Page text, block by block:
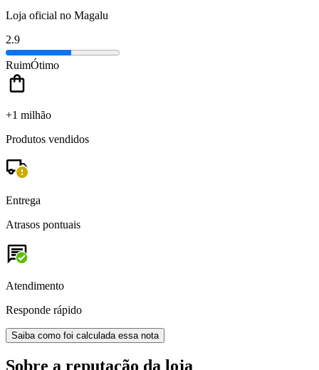
Loja oficial no Magalu
2.9
RuimÓtimo
+1 milhão
Produtos vendidos
Entrega
Atrasos pontuais
Atendimento
Responde rápido
Saiba como foi calculada essa nota
Sobre a reputação da loja